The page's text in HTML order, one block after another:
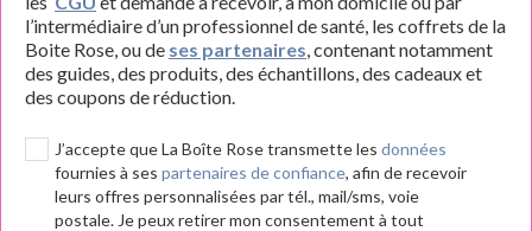
l’intermédiaire d’un professionnel de santé, les coffrets de la
Boite Rose, ou de ses partenaires, contenant notamment
des guides, des produits, des échantillons, des cadeaux et
des coupons de réduction.
J’accepte que La Boîte Rose transmette les données
fournies à ses partenaires de confiance, afin de recevoir
leurs offres personnalisées par tél., mail/sms, voie
postale. Je peux retirer mon consentement à tout